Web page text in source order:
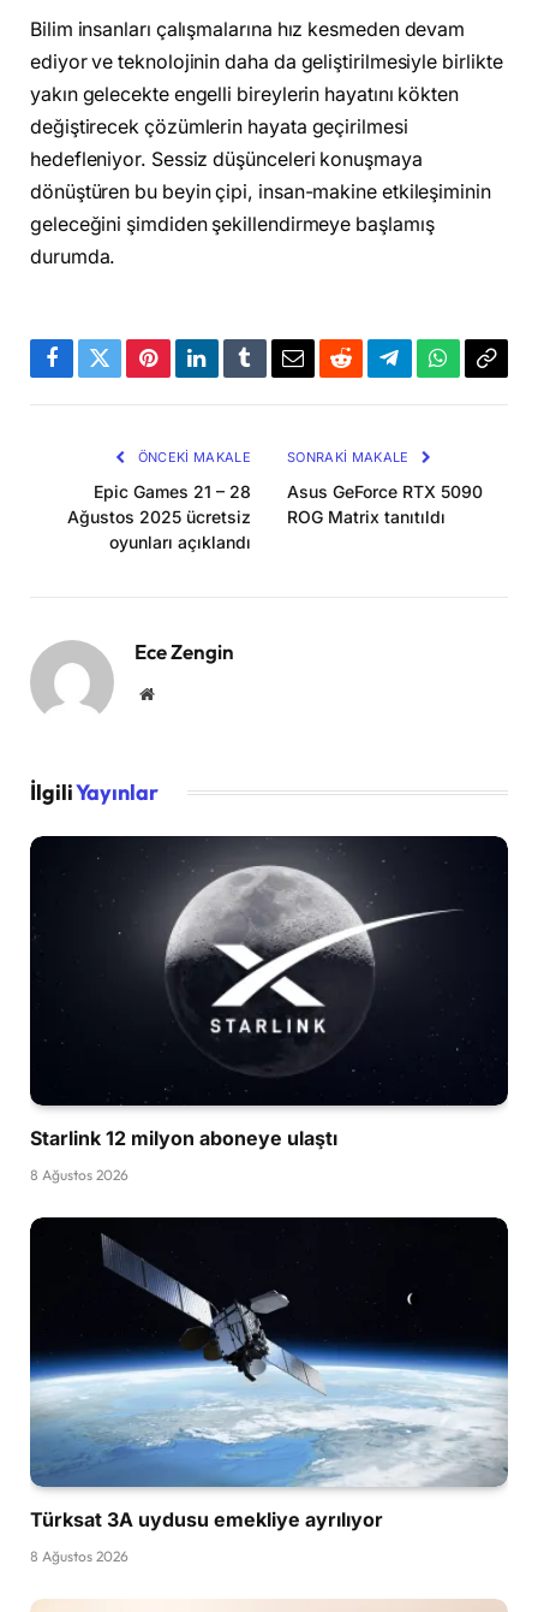
Bilim insanları çalışmalarına hız kesmeden devam
ediyor ve teknolojinin daha da geliştirilmesiyle birlikte
yakın gelecekte engelli bireylerin hayatını kökten
değiştirecek çözümlerin hayata geçirilmesi
hedefleniyor. Sessiz düşünceleri konuşmaya
dönüştüren bu beyin çipi, insan-makine etkileşiminin
geleceğini şimdiden şekillendirmeye başlamış
durumda.
Facebook
TwitterPinterestLinkedInTumblrEmailRedditTelegramWhatsApp
ÖNCEKI MAKALE
Epic Games 21 – 28
Ağustos 2025 ücretsiz
oyunları açıklandı
SONRAKI MAKALE
Asus GeForce RTX 5090
ROG Matrix tanıtıldı
Ece Zengin
Website
İlgiliYayınlar
Starlink 12 milyon aboneye ulaştı
8 Ağustos 2026
Türksat 3A uydusu emekliye ayrılıyor
8 Ağustos 2026